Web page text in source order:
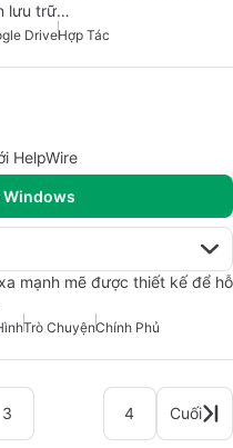
lưu trữ…
DriveHợp Tác
HelpWire
Windows
mạnh mẽ được thiết kế để hỗ
Trò ChuyệnChính Phủ
3 4 Cuối